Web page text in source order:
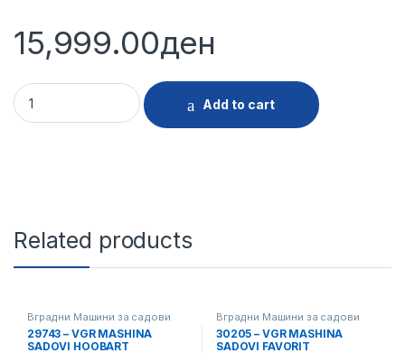
15,999.00ден
28047 - VGR MASHINA SADOVI FUEGO DWFGMBI 600612S
Add to cart
Related products
Вградни Машини за садови
29743 – VGR MASHINA
SADOVI HOOBART
Вградни Машини за садови
30205 – VGR MASHINA
SADOVI FAVORIT